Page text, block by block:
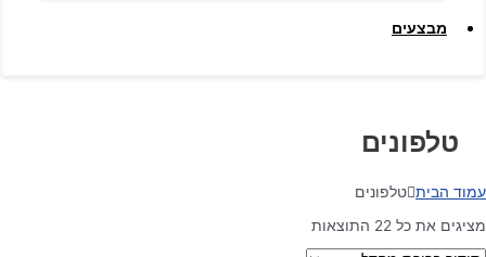
מבצעים
טלפונים
עמוד הבית טלפונים
מציגים את כל ⁦22⁩ התוצאות